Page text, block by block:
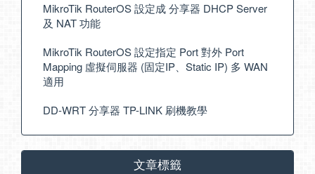
MikroTik RouterOS 設定成 分享器 DHCP Server
及 NAT 功能
MikroTik RouterOS 設定指定 Port 對外 Port
Mapping 虛擬伺服器 (固定IP、Static IP) 多 WAN
適用
DD-WRT 分享器 TP-LINK 刷機教學
文章標籤